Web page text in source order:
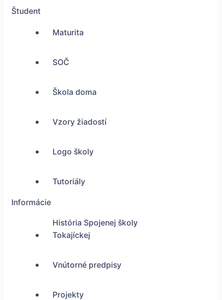
Študent
Maturita
SOČ
Škola doma
Vzory žiadostí
Logo školy
Tutoriály
Informácie
História Spojenej školy
Tokajíckej
Vnútorné predpisy
Projekty